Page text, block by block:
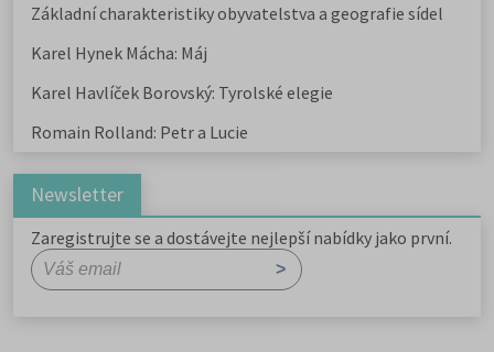
Základní charakteristiky obyvatelstva a geografie sídel
Karel Hynek Mácha: Máj
Karel Havlíček Borovský: Tyrolské elegie
Romain Rolland: Petr a Lucie
Newsletter
Zaregistrujte se a dostávejte nejlepší nabídky jako první.